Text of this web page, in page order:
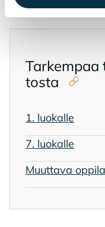
tos­ta
1. luo­kal­le
7. luo­kal­le
Muut­ta­va